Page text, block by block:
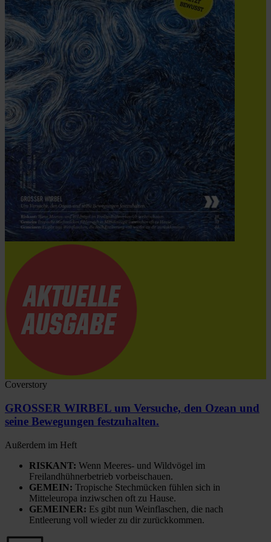
Coverstory
GROSSER WIRBEL um Versuche, den Ozean und
seine Bewegungen festzuhalten.
Außerdem im Heft
RISKANT: Wenn Meeres- und Wildvögel im
Freilandhühnerbetrieb vorbeischauen.
GEMEIN: Tropische Stechmücken fühlen sich in
Mitteleuropa inziwschen oft zu Hause.
GEMEINER: Es gibt nun Weinflaschen, die nach
Entleerung voll wieder zu dir zurückkommen.